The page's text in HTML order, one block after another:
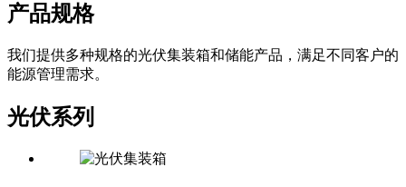
产品规格
我们提供多种规格的光伏集装箱和储能产品，满足不同客户的
能源管理需求。
光伏系列